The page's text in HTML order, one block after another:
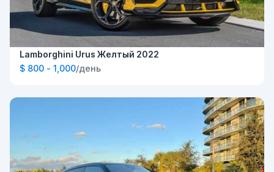
Lamborghini Urus Желтый 2022
$ 800 - 1,000/день